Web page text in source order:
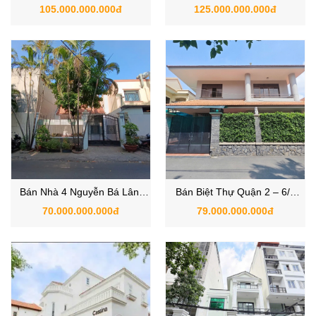
Thảo Điền, Phường Thảo
105.000.000.000đ
Văn Hưởng, Phường Thảo
125.000.000.000đ
Bán Nhà 4 Nguyễn Bá Lân,
Phường Thảo Điền, Quận 2,
70.000.000.000đ
Bán Biệt Thự Quận 2 – 6/3
Nguyễn Ư Dĩ, Phường An
79.000.000.000đ